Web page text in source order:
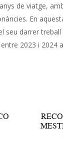
de viatge,
En
seu darrer
2023 i 2024